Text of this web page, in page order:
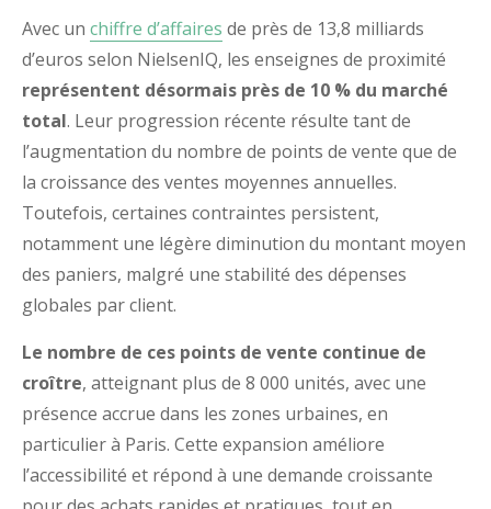
Avec un chiffre d’affaires de près de 13,8 milliards
d’euros selon NielsenIQ, les enseignes de proximité
représentent désormais près de 10 % du marché
total. Leur progression récente résulte tant de
l’augmentation du nombre de points de vente que de
la croissance des ventes moyennes annuelles.
Toutefois, certaines contraintes persistent,
notamment une légère diminution du montant moyen
des paniers, malgré une stabilité des dépenses
globales par client.
Le nombre de ces points de vente continue de
croître, atteignant plus de 8 000 unités, avec une
présence accrue dans les zones urbaines, en
particulier à Paris. Cette expansion améliore
l’accessibilité et répond à une demande croissante